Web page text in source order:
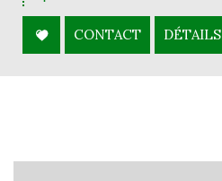
CONTACT DÉTAILS